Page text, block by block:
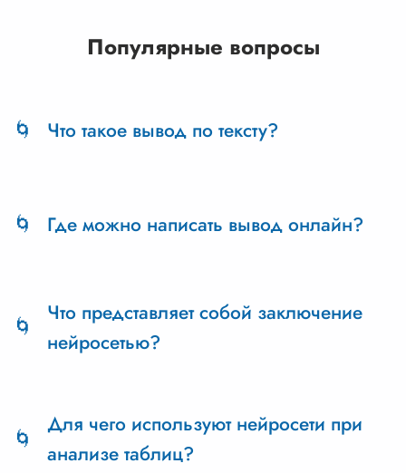
Популярные вопросы
Что такое вывод по тексту?
материала для создания впечатления у
читателя.
Где можно написать вывод онлайн?
TextPlus.ru. Этот сервис позволяет использовать
искусственный интеллект для резюмирования
материалов.
Что представляет собой заключение
нейросетью?
онлайн ИИ для завершения и уникализации
текста.
Для чего используют нейросети при
анализе таблиц?